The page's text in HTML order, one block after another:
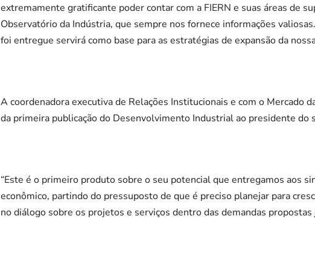
extremamente gratificante poder contar com a FIERN e suas áreas de
Observatório da Indústria, que sempre nos fornece informações
foi entregue servirá como base para as estratégias de expansão da
A coordenadora executiva de Relações Institucionais e com o Mercado
da primeira publicação do Desenvolvimento Industrial ao presidente do
“Este é o primeiro produto sobre o seu potencial que entregamos aos
econômico, partindo do pressuposto de que é preciso planejar para
no diálogo sobre os projetos e serviços dentro das demandas